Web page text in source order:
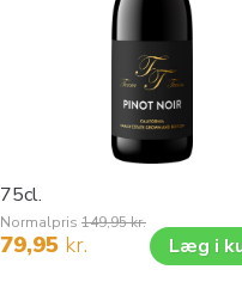
75cl.
79,95 kr.
Normalpris 149,95kr.
Læg i